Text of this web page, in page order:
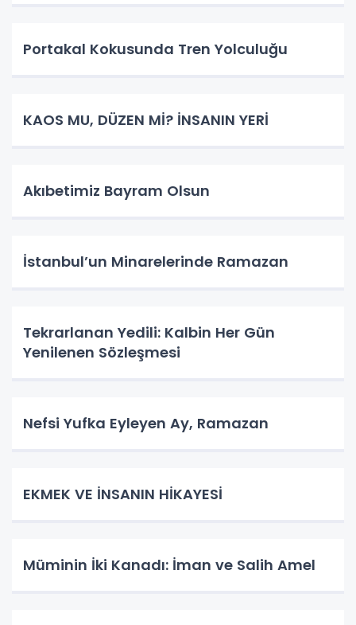
Portakal Kokusunda Tren Yolculuğu
KAOS MU, DÜZEN Mİ? İNSANIN YERİ
​Akıbetimiz Bayram Olsun
İstanbul’un Minarelerinde Ramazan
Tekrarlanan Yedili: Kalbin Her Gün
Yenilenen Sözleşmesi
Nefsi Yufka Eyleyen Ay, Ramazan
​EKMEK VE İNSANIN HİKAYESİ
Müminin İki Kanadı: İman ve Salih Amel